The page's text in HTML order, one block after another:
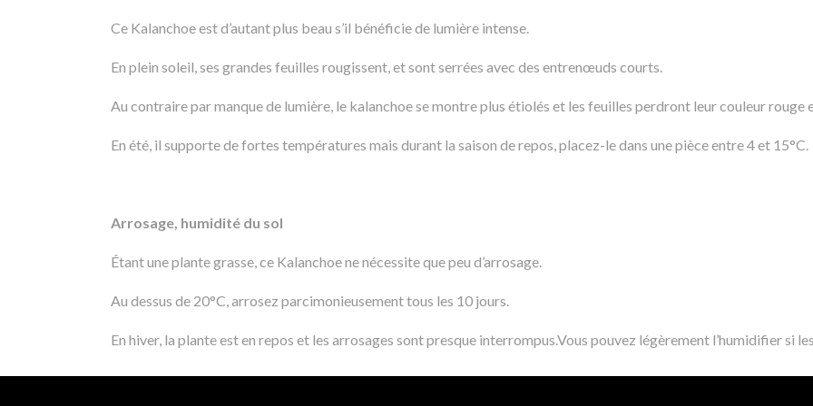
Ce Kalanchoe est d’autant plus beau s’il bénéficie de lumière intense.
En plein soleil, ses grandes feuilles rougissent, et sont serrées avec des entrenœuds courts.
Au contraire par manque de lumière, le kalanchoe se montre plus étiolés et les feuilles perdront leur couleur
En été, il supporte de fortes températures mais durant la saison de repos, placez-le dans une pièce entre 4 et 15°C.
Arrosage, humidité du sol
Étant une plante grasse, ce Kalanchoe ne nécessite que peu d’arrosage.
Au dessus de 20°C, arrosez parcimonieusement tous les 10 jours.
En hiver, la plante est en repos et les arrosages sont presque interrompus.Vous pouvez légèrement l’humidifier si